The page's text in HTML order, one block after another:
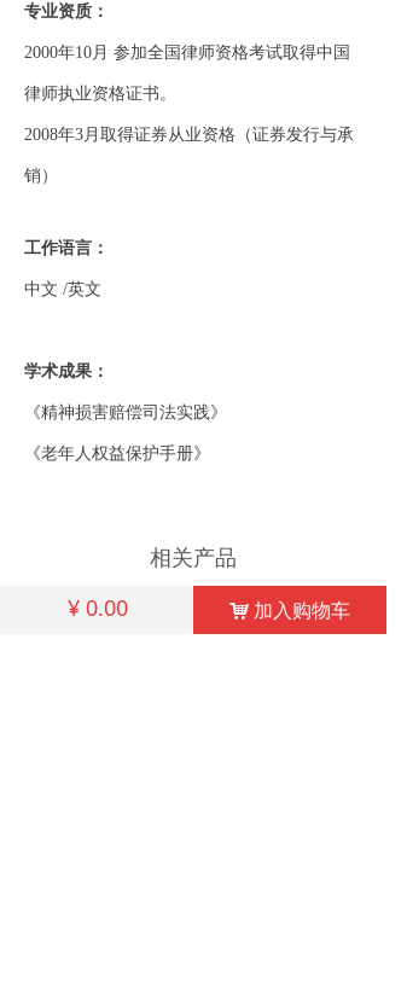
专业资质：
2000年10月 参加全国律师资格考试取得中国
律师执业资格证书。
2008年3月取得证券从业资格（证券发行与承
销）
工作语言：
中文 /英文
学术成果：
《精神损害赔偿司法实践》
《老年人权益保护手册》
相关产品
¥ 0.00 낙 加入购物车